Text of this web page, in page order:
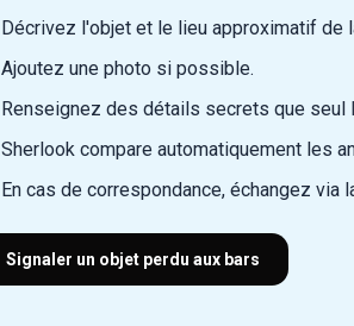
Décrivez l'objet et le lieu approximatif de
Ajoutez une photo si possible.
Renseignez des détails secrets que seul
Sherlook compare automatiquement les
En cas de correspondance, échangez
Signaler un objet perdu aux bars